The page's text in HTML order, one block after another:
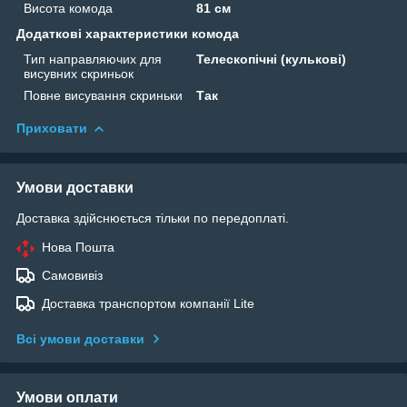
Висота комода
81 см
Додаткові характеристики комода
Тип направляючих для
висувних скриньок
Телескопічні (кулькові)
Повне висування скриньки Так
Приховати
Умови доставки
Доставка здійснюється тільки по передоплаті.
Нова Пошта
Самовивіз
Доставка транспортом компанії Lite
Всі умови доставки
Умови оплати